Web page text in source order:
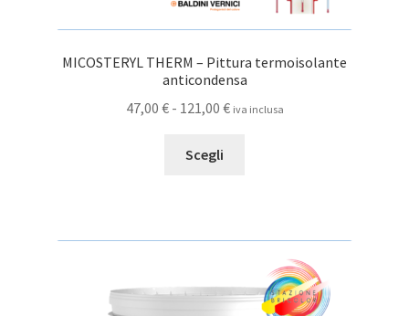
MICOSTERYL THERM – Pittura termoisolante
anticondensa
47,00 € - 121,00 €Fascia
121,00 €
iva inclusa
Scegli
opzioni
possono